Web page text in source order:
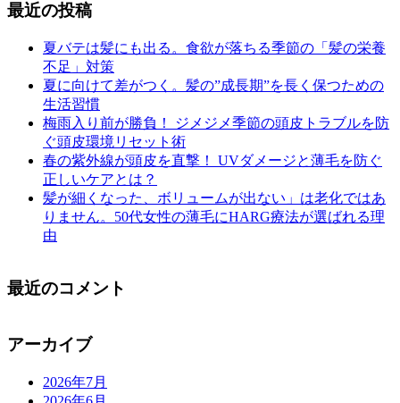
最近の投稿
夏バテは髪にも出る。食欲が落ちる季節の「髪の栄養
不足」対策
夏に向けて差がつく。髪の”成長期”を長く保つための
生活習慣
梅雨入り前が勝負！ ジメジメ季節の頭皮トラブルを防
ぐ頭皮環境リセット術
春の紫外線が頭皮を直撃！ UVダメージと薄毛を防ぐ
正しいケアとは？
髪が細くなった、ボリュームが出ない」は老化ではあ
りません。50代女性の薄毛にHARG療法が選ばれる理
由
最近のコメント
アーカイブ
2026年7月